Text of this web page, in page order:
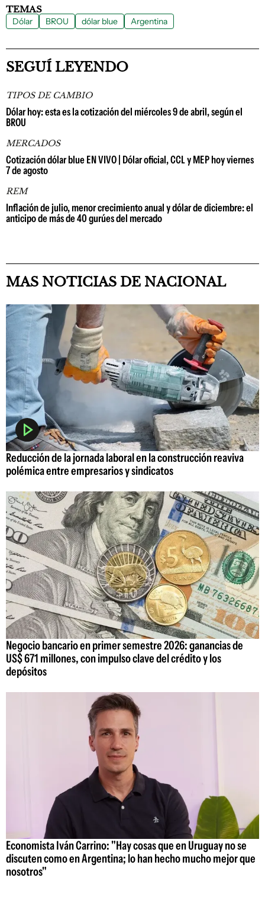
TEMAS
Dólar BROU dólar blue Argentina
SEGUÍ LEYENDO
TIPOS DE CAMBIO
Dólar hoy: esta es la cotización del miércoles 9 de abril, según el
BROU
MERCADOS
Cotización dólar blue EN VIVO | Dólar oficial, CCL y MEP hoy viernes
7 de agosto
REM
Inflación de julio, menor crecimiento anual y dólar de diciembre: el
anticipo de más de 40 gurúes del mercado
MAS NOTICIAS DE NACIONAL
Reducción de la jornada laboral en la construcción reaviva
polémica entre empresarios y sindicatos
Negocio bancario en primer semestre 2026: ganancias de
US$ 671 millones, con impulso clave del crédito y los
depósitos
Economista Iván Carrino: "Hay cosas que en Uruguay no se
discuten como en Argentina; lo han hecho mucho mejor que
nosotros"